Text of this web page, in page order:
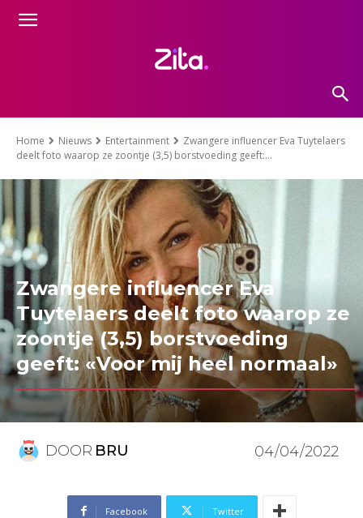
Home Nieuws Entertainment
Zwangere influencer Eva Tuytelaers
deelt foto waarop ze zoontje (3,5) borstvoeding geeft:...
Zwangere influencer Eva
Tuytelaers deelt foto waarop ze
zoontje (3,5) borstvoeding
geeft: «Voor mij heel normaal»
DOOR BRU 04/04/2022
Facebook Twitter